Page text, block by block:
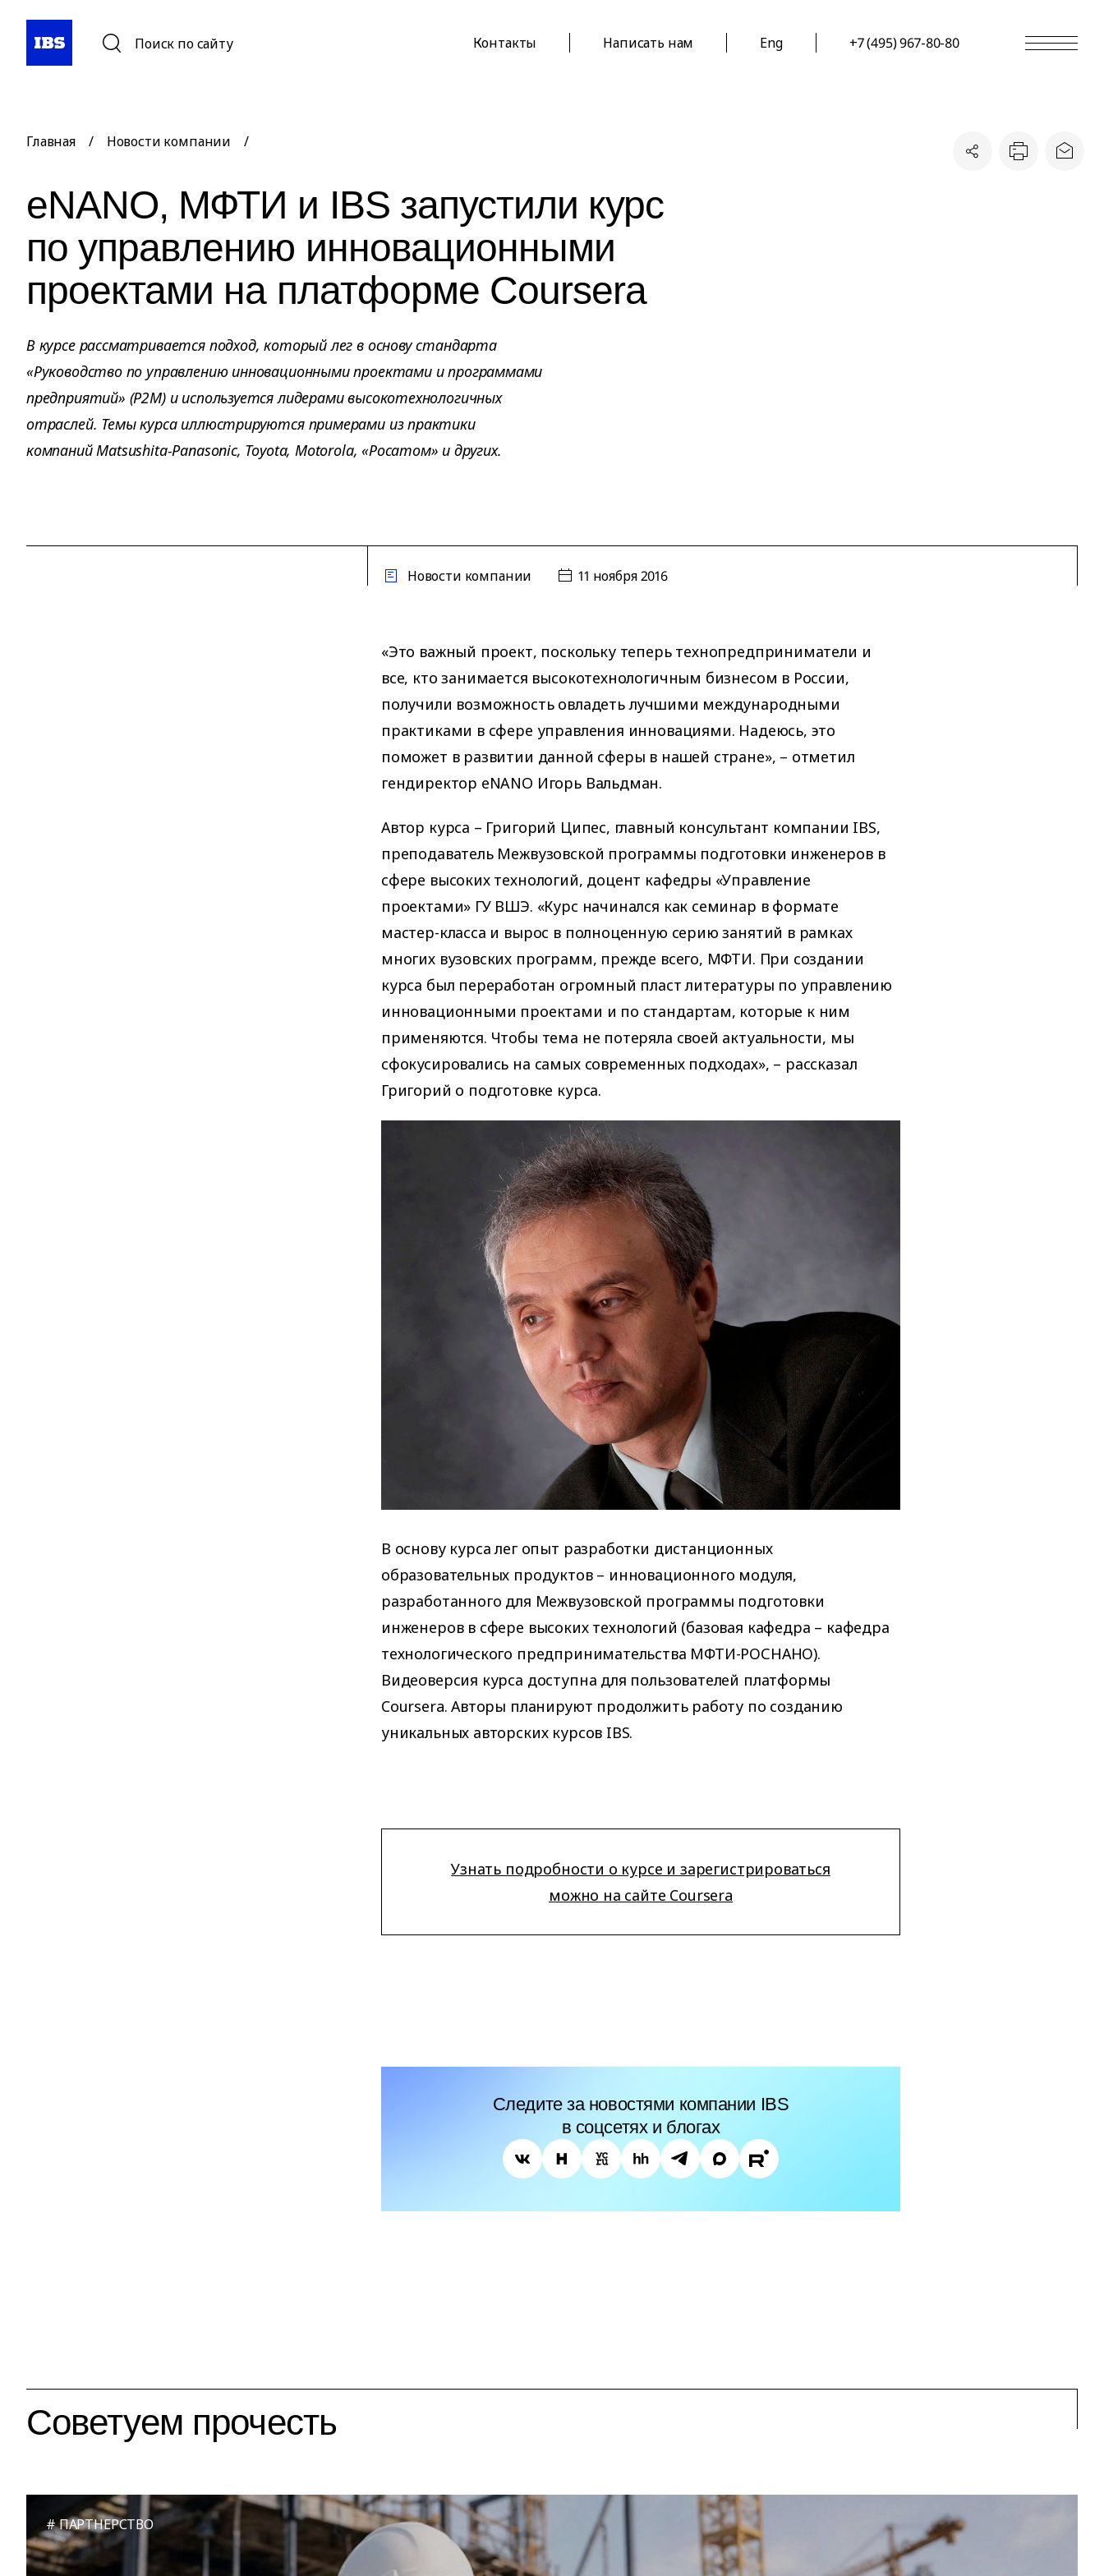
Поиск по сайту Контакты Написать нам Eng +7 (495) 967-80-80
Главная / Новости компании /
eNANO, МФТИ и IBS запустили курс
по управлению инновационными
проектами на платформе Coursera
В курсе рассматривается подход, который лег в основу стандарта
«Руководство по управлению инновационными проектами и программами
предприятий» (P2M) и используется лидерами высокотехнологичных
отраслей. Темы курса иллюстрируются примерами из практики
компаний Matsushita-Panasonic, Toyota, Motorola, «Росатом» и других.
Новости компании 11 ноября 2016
«Это важный проект, поскольку теперь технопредприниматели и
все, кто занимается высокотехнологичным бизнесом в России,
получили возможность овладеть лучшими международными
практиками в сфере управления инновациями. Надеюсь, это
поможет в развитии данной сферы в нашей стране», – отметил
гендиректор eNANO Игорь Вальдман.
Автор курса – Григорий Ципес, главный консультант компании IBS,
преподаватель Межвузовской программы подготовки инженеров в
сфере высоких технологий, доцент кафедры «Управление
проектами» ГУ ВШЭ. «Курс начинался как семинар в формате
мастер-класса и вырос в полноценную серию занятий в рамках
многих вузовских программ, прежде всего, МФТИ. При создании
курса был переработан огромный пласт литературы по управлению
инновационными проектами и по стандартам, которые к ним
применяются. Чтобы тема не потеряла своей актуальности, мы
сфокусировались на самых современных подходах», – рассказал
Григорий о подготовке курса.
В основу курса лег опыт разработки дистанционных
образовательных продуктов – инновационного модуля,
разработанного для Межвузовской программы подготовки
инженеров в сфере высоких технологий (базовая кафедра – кафедра
технологического предпринимательства МФТИ-РОСНАНО).
Видеоверсия курса доступна для пользователей платформы
Coursera. Авторы планируют продолжить работу по созданию
уникальных авторских курсов IBS.
Узнать подробности о курсе и зарегистрироваться
можно на сайте Coursera
Следите за новостями компании IBS
в соцсетях и блогах
Советуем прочесть
ПАРТНЕРСТВО